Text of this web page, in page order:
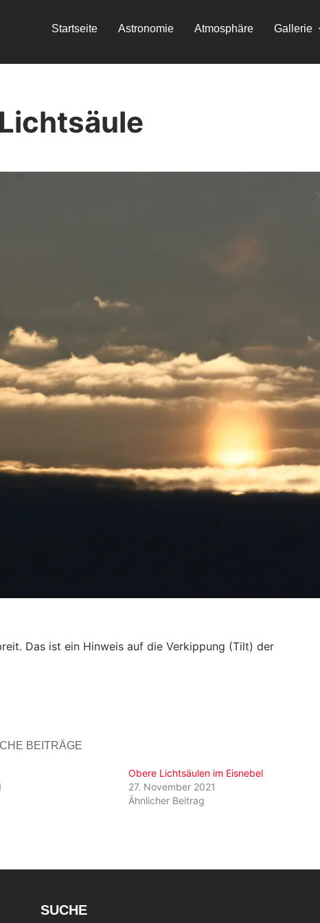
Startseite Astronomie Atmosphäre Gallerie
Das ist ein Hinweis auf die Verkippung (Tilt) der
BEITRÄGE
Obere Lichtsäulen im Eisnebel
27. November 2021
Ähnlicher Beitrag
SUCHE